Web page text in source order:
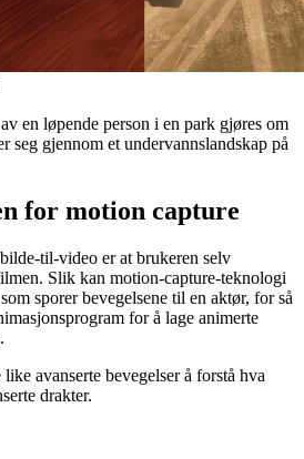
en løpende person i en park gjøres om
seg gjennom et undervannslandskap på
for motion capture
til-video er at brukeren selv
Slik kan motion-capture-teknologi
sporer bevegelsene til en aktør, for så
for å lage animerte
avanserte bevegelser å forstå hva
drakter.